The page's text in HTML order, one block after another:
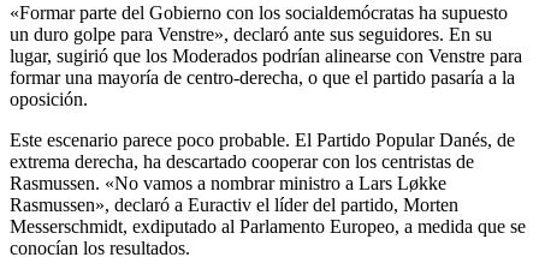
«Formar parte del Gobierno con los socialdemócratas ha supuesto
un duro golpe para Venstre», declaró ante sus seguidores. En su
lugar, sugirió que los Moderados podrían alinearse con Venstre para
formar una mayoría de centro-derecha, o que el partido pasaría a la
oposición.
Este escenario parece poco probable. El Partido Popular Danés, de
extrema derecha, ha descartado cooperar con los centristas de
Rasmussen. «No vamos a nombrar ministro a Lars Løkke
Rasmussen», declaró a Euractiv el líder del partido, Morten
Messerschmidt, exdiputado al Parlamento Europeo, a medida que se
conocían los resultados.